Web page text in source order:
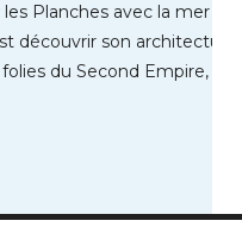
les Planches avec la mer
découvrir son
du Second Empire, […]